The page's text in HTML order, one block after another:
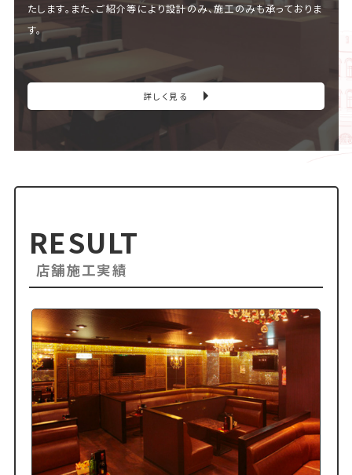
たします。また、ご紹介等により設計のみ、施工のみも承っておりま
す。
詳しく見る
RESULT
店舗施工実績